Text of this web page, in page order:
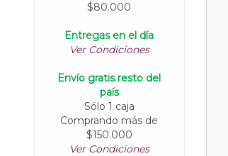
$80.000
Entregas en el día
Ver Condiciones
Envío gratis resto del
país
Sólo 1 caja
Comprando más de
$150.000
Ver Condiciones